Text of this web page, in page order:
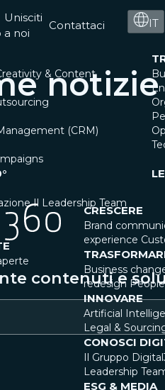
Unisciti
a noi
Contattaci IT
& Content
(CRM)
Il Leadership Team
contenuti e
CRESCERE
Brand
experience
Business
redesign
INNOVARE
Artificial
Legal &
CONOSCI
Il Gruppo
Leadership
ESG & MEDIA